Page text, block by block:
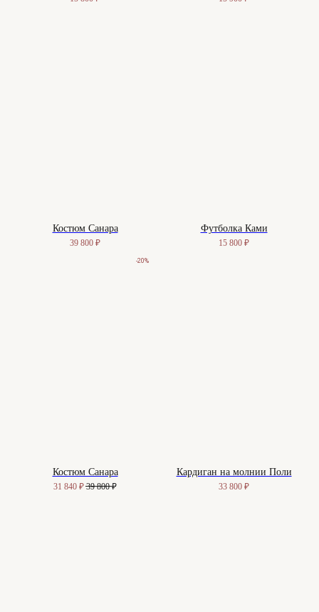
Костюм Санара
39 800 ₽
Футболка Ками
15 800 ₽
-20%
Костюм Санара
31 840 ₽ 39 800 ₽
Кардиган на молнии Поли
33 800 ₽